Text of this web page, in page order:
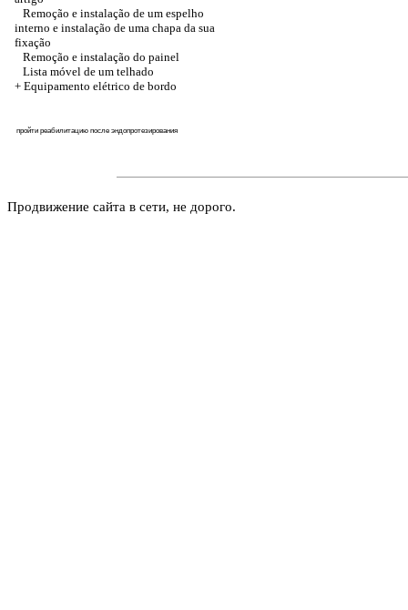
Remoção e instalação de um espelho
interno e instalação de uma chapa da sua
fixação
Remoção e instalação do painel
Lista móvel de um telhado
+ Equipamento elétrico de bordo
пройти реабилитацию после эндопротезирования
Продвижение сайта в сети, не дорого.